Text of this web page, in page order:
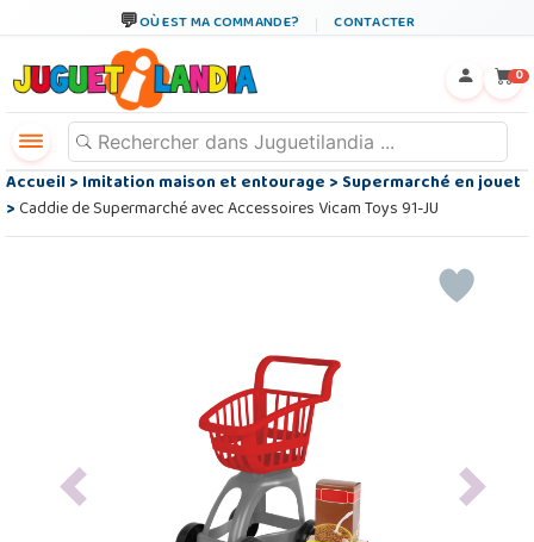
OÙ EST MA COMMANDE? CONTACTER
0
Accueil>Imitation maison et entourage>Supermarché en jouet
>Caddie de Supermarché avec Accessoires Vicam Toys 91-JU
Previous Next